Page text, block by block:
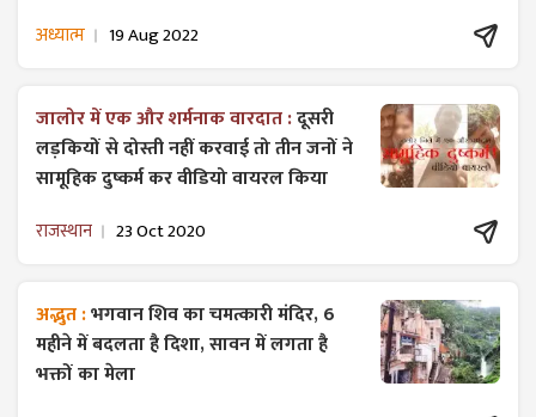
अध्यात्म 19 Aug 2022
जालोर में एक और शर्मनाक वारदात :दूसरी
लड़कियों से दोस्ती नहीं करवाई तो तीन जनों ने
सामूहिक दुष्कर्म कर वीडियो वायरल किया
राजस्थान 23 Oct 2020
अद्भुत :भगवान शिव का चमत्कारी मंदिर, 6
महीने में बदलता है दिशा, सावन में लगता है
भक्तों का मेला